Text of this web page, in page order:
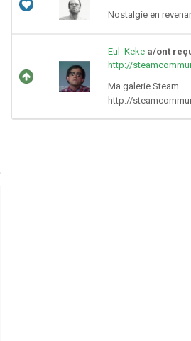
Nostalgie en
Eul_Keke a/ont
http://
Ma galerie Steam.
http://